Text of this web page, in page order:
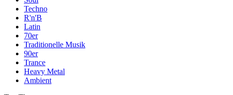
Techno
R'n'B
Latin
70er
Traditionelle Musik
90er
Trance
Heavy Metal
Ambient